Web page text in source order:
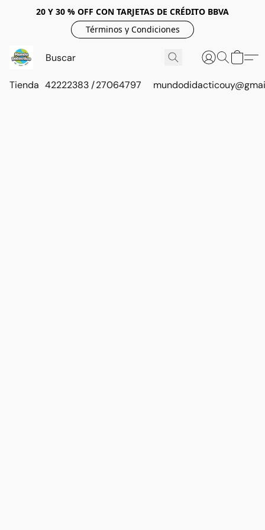
20 Y 30 % OFF CON TARJETAS DE CRÉDITO BBVA
Términos y Condiciones
Tienda 42222383 / 27064797